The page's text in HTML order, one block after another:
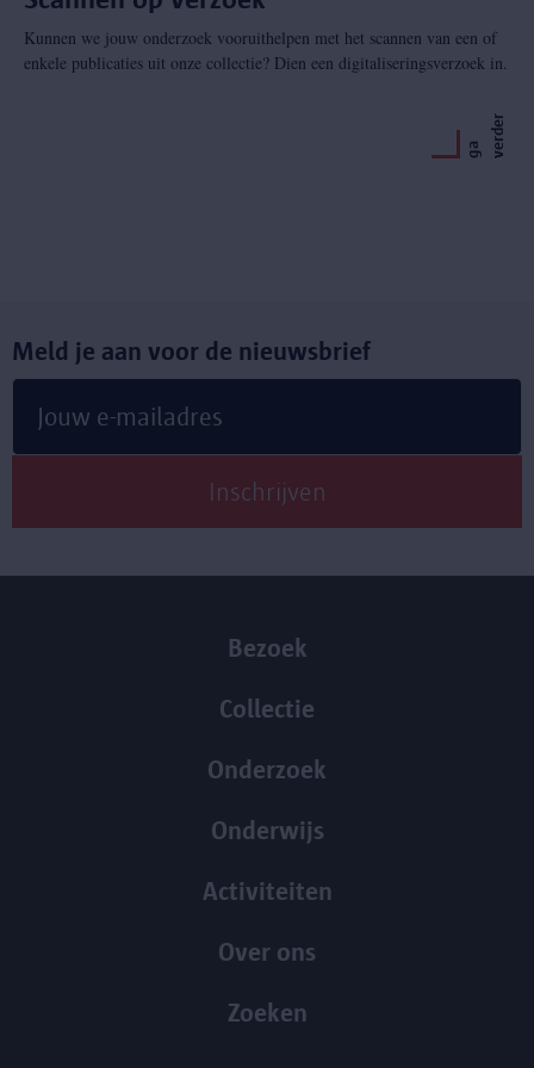
Kunnen we jouw onderzoek vooruithelpen met het scannen van een of
enkele publicaties uit onze collectie? Dien een digitaliseringsverzoek in.
g
a
v
e
r
d
e r
Meld je aan voor de nieuwsbrief
Bezoek
Collectie
Onderzoek
Onderwijs
Activiteiten
Over ons
Zoeken